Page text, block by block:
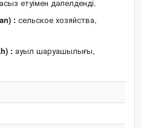
етуімен дәлелденді.
: сельское хозяйства,
: ауыл шаруашылығы,